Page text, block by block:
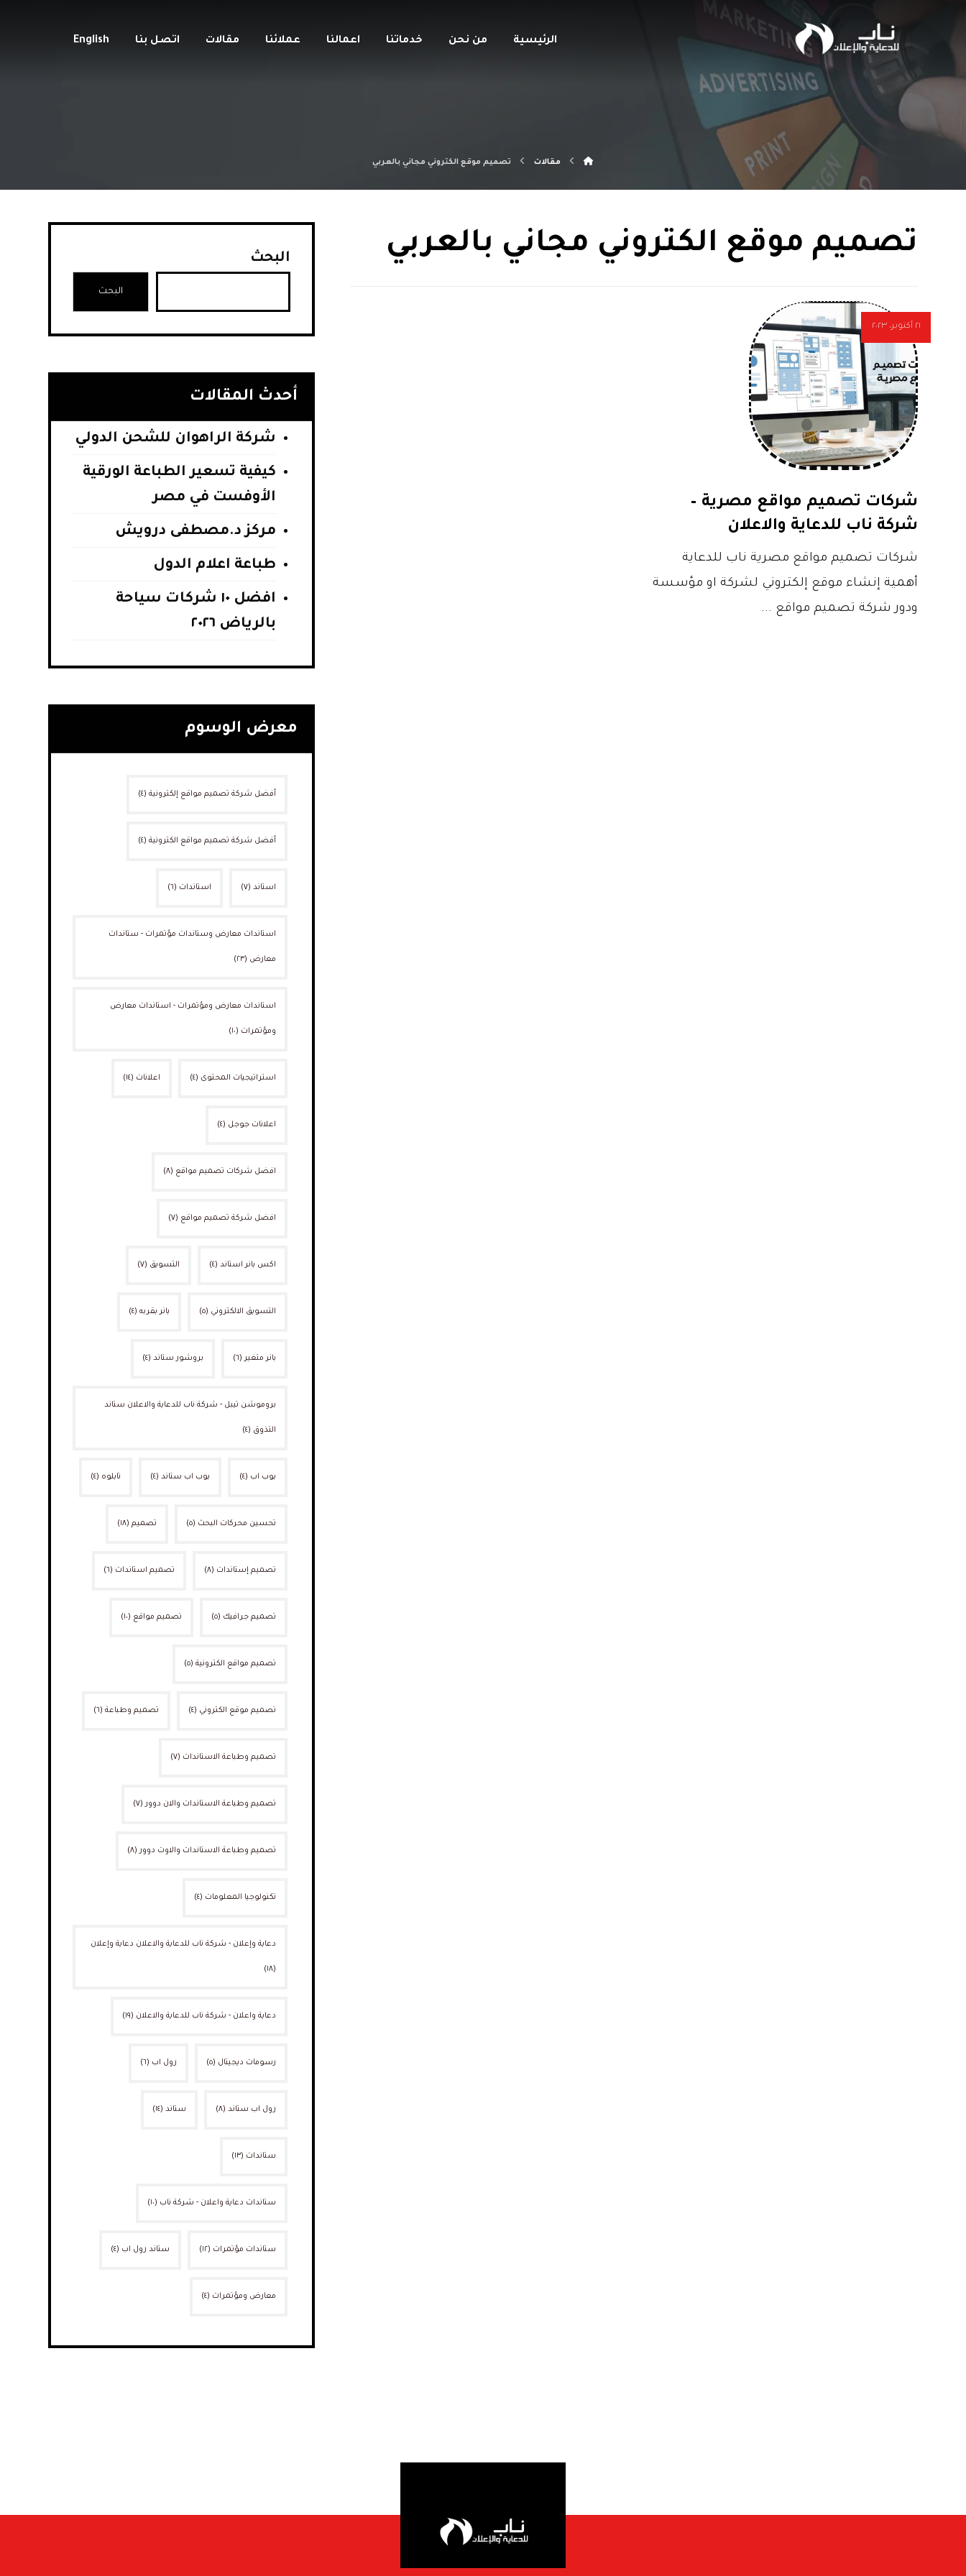
الرئيسية من نحن خدماتنا اعمالنا عملائنا مقالات اتصل بنا English
مقالات تصميم موقع الكتروني مجاني بالعربي
تصميم موقع الكتروني مجاني بالعربي
شركات تصميم مواقع مصرية –
شركة ناب للدعاية والاعلان
٢١ أكتوبر، ٢٠٢٣
شركات تصميم مواقع مصرية ناب للدعاية
أهمية إنشاء موقع إلكتروني لشركة او مؤسسة
ودور شركة تصميم مواقع ...
البحث
البحث
أحدث المقالات
شركة الراهوان للشحن الدولي
كيفية تسعير الطباعة الورقية
الأوفست في مصر
مركز د.مصطفى درويش
طباعة اعلام الدول
افضل ١٠ شركات سياحة
بالرياض ٢٠٢٦
معرض الوسوم
أفضل شركة تصميم مواقع إلكترونية(٤)
أفضل شركة تصميم مواقع الكترونية(٤)
استاند(٧) استاندات (٦)
استاندات معارض وستاندات مؤتمرات - ستاندات
معارض (٢٣)
استاندات معارض ومؤتمرات - استاندات معارض
ومؤتمرات (١٠)
استراتيجيات المحتوى (٤) اعلانات (١٤)
اعلانات جوجل (٤)
افضل شركات تصميم مواقع (٨)
افضل شركة تصميم مواقع (٧)
اكس بانر استاند(٤) التسويق (٧)
التسويق الالكتروني (٥) بانر بقربه(٤)
بانر متغير (٦) بروشور ستاند(٤)
بروموشن تيبل - شركة ناب للدعاية والاعلان ستاند
التذوق (٤)
بوب اب (٤) بوب اب ستاند(٤) تابلوه (٤)
تحسين محركات البحث (٥) تصميم(١٨)
تصميم إستاندات (٨) تصميم استاندات (٦)
تصميم جرافيك (٥) تصميم مواقع (١٠)
تصميم مواقع الكترونية(٥)
تصميم موقع الكتروني (٤) تصميم وطباعة(٦)
تصميم وطباعة الاستاندات (٧)
تصميم وطباعة الاستاندات والان دوور (٧)
تصميم وطباعة الاستاندات والاوت دوور (٨)
تكنولوجيا المعلومات (٤)
دعاية وإعلان - شركة ناب للدعاية والاعلان دعاية وإعلان
(١٨)
دعاية واعلان - شركة ناب للدعاية والاعلان (١٩)
رسومات ديجيتال (٥) رول اب (٦)
رول اب ستاند(٨) ستاند(١٤)
ستاندات (١٣)
ستاندات دعاية واعلان - شركة ناب (١٠)
ستاندات مؤتمرات (١٢) ستاند رول اب (٤)
معارض ومؤتمرات (٤)